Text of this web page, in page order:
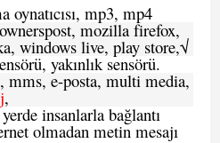
oynatıcısı, mp3, mp4
mozilla firefox,
windows live, play store,√
yakınlık sensörü.
mms, e-posta, multi media,
,
insanlarla bağlantı
olmadan metin mesajı